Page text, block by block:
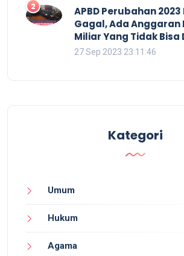
2
APBD Perubahan
Gagal, Ada Anggaran
Miliar Yang Tidak
27 Sep 2023 23:11:46
Kategori
Umum
Hukum
Agama